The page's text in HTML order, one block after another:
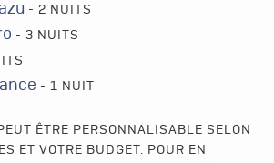
- 2 NUITS
- 3 NUITS
- 1 NUIT
ÊTRE PERSONNALISABLE SELON
ET VOTRE BUDGET. POUR EN